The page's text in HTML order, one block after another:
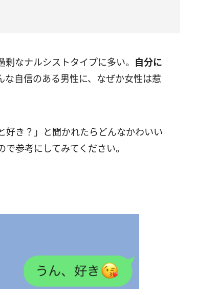
なナルシストタイプに多い。 自分に
な自信のある男性に、なぜか女性は惹
好き？」と聞かれたらどんなかわいい
参考にしてみてください。